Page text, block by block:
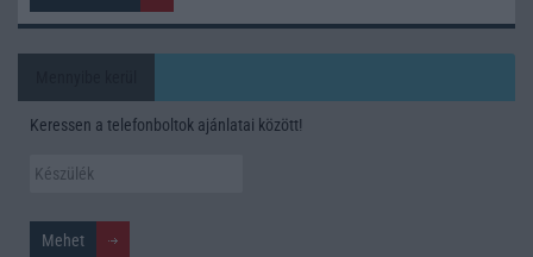
Keressen a telefonboltok ajánlatai között!